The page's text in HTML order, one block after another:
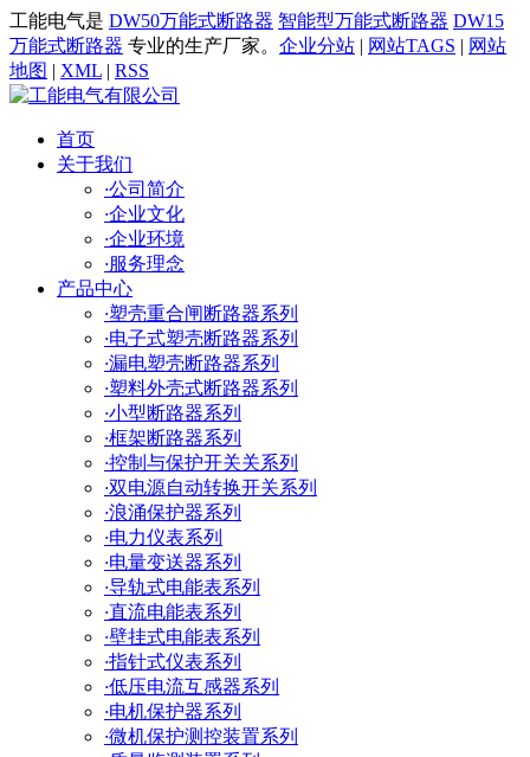
工能电气是 DW50万能式断路器 智能型万能式断路器 DW15
万能式断路器 专业的生产厂家。 企业分站 | 网站TAGS | 网站
地图 | XML | RSS
首页
关于我们
·公司简介
·企业文化
·企业环境
·服务理念
产品中心
·塑壳重合闸断路器系列
·电子式塑壳断路器系列
·漏电塑壳断路器系列
·塑料外壳式断路器系列
·小型断路器系列
·框架断路器系列
·控制与保护开关关系列
·双电源自动转换开关系列
·浪涌保护器系列
·电力仪表系列
·电量变送器系列
·导轨式电能表系列
·直流电能表系列
·壁挂式电能表系列
·指针式仪表系列
·低压电流互感器系列
·电机保护器系列
·微机保护测控装置系列